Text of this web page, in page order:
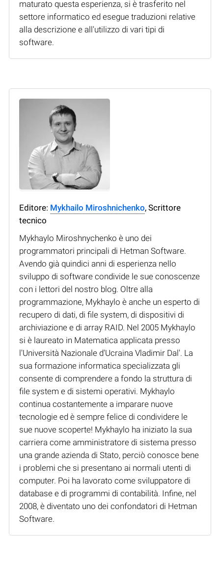
maturato questa esperienza, si è trasferito nel
settore informatico ed esegue traduzioni relative
alla descrizione e all'utilizzo di vari tipi di
software.
Editore: Mykhailo Miroshnichenko, Scrittore
tecnico
Mykhaylo Miroshnychenko è uno dei
programmatori principali di Hetman Software.
Avendo già quindici anni di esperienza nello
sviluppo di software condivide le sue conoscenze
con i lettori del nostro blog. Oltre alla
programmazione, Mykhaylo è anche un esperto di
recupero di dati, di file system, di dispositivi di
archiviazione e di array RAID. Nel 2005 Mykhaylo
si è laureato in Matematica applicata presso
l'Università Nazionale d'Ucraina Vladimir Dal'. La
sua formazione informatica specializzata gli
consente di comprendere a fondo la struttura di
file system e di sistemi operativi. Mykhaylo
continua costantemente a imparare nuove
tecnologie ed è sempre felice di condividere le
sue nuove scoperte! Mykhaylo ha iniziato la sua
carriera come amministratore di sistema presso
una grande azienda di Stato, perciò conosce bene
i problemi che si presentano ai normali utenti di
computer. Poi ha lavorato come sviluppatore di
database e di programmi di contabilità. Infine, nel
2008, è diventato uno dei confondatori di Hetman
Software.